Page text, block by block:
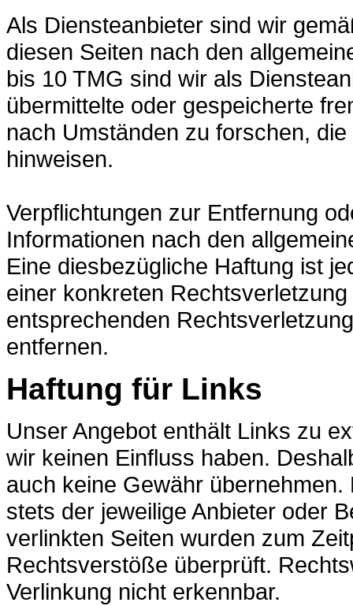
Als Diensteanbieter sind wir
diesen Seiten nach den
bis 10 TMG sind wir als
übermittelte oder gespeicherte
nach Umständen zu forschen,
hinweisen.
Verpflichtungen zur Entfernung
Informationen nach den
Eine diesbezügliche Haftung ist
einer konkreten
entsprechenden
entfernen.
Haftung für Links
Unser Angebot enthält Links zu
wir keinen Einfluss haben.
auch keine Gewähr
stets der jeweilige Anbieter oder
verlinkten Seiten wurden zum
Rechtsverstöße überprüft.
Verlinkung nicht erkennbar.